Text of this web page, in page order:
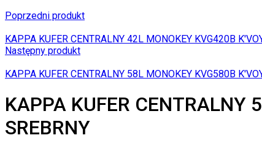
Poprzedni produkt
KAPPA KUFER CENTRALNY 42L MONOKEY KVG420B
Następny produkt
KAPPA KUFER CENTRALNY 58L MONOKEY KVG580B
KAPPA KUFER CENTRALNY
SREBRNY